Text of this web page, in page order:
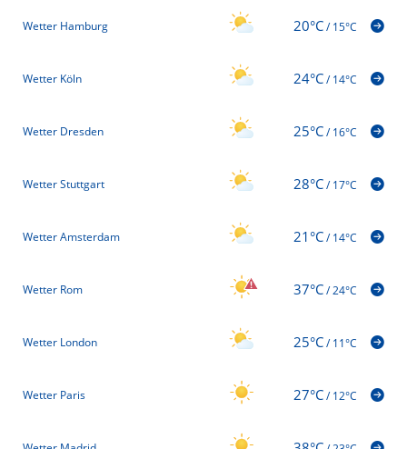
Wetter Hamburg 20°C/15°C
Wetter Köln 24°C/14°C
Wetter Dresden 25°C/16°C
Wetter Stuttgart 28°C/17°C
Wetter Amsterdam 21°C/14°C
Wetter Rom 37°C/24°C
Wetter London 25°C/11°C
Wetter Paris 27°C/12°C